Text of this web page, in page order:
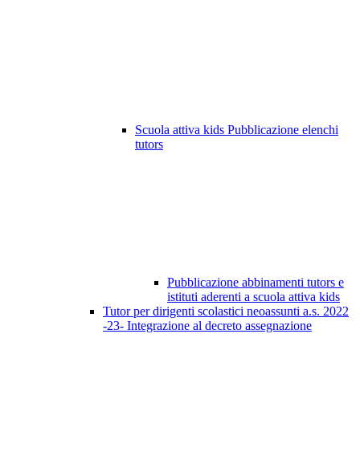
Scuola attiva kids Pubblicazione elenchi
tutors
Pubblicazione abbinamenti tutors e
istituti aderenti a scuola attiva kids
Tutor per dirigenti scolastici neoassunti a.s. 2022
-23- Integrazione al decreto assegnazione